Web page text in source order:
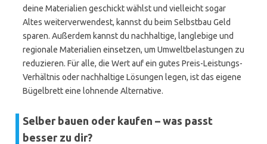
deine Materialien geschickt wählst und vielleicht sogar
Altes weiterverwendest, kannst du beim Selbstbau Geld
sparen. Außerdem kannst du nachhaltige, langlebige und
regionale Materialien einsetzen, um Umweltbelastungen zu
reduzieren. Für alle, die Wert auf ein gutes Preis-Leistungs-
Verhältnis oder nachhaltige Lösungen legen, ist das eigene
Bügelbrett eine lohnende Alternative.
Selber bauen oder kaufen – was passt
besser zu dir?